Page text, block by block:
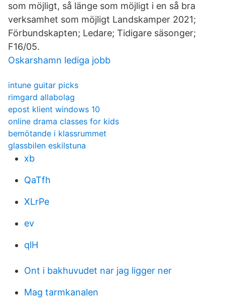
som möjligt, så länge som möjligt i en så bra
verksamhet som möjligt Landskamper 2021;
Förbundskapten; Ledare; Tidigare säsonger;
F16/05.
Oskarshamn lediga jobb
intune guitar picks
rimgard allabolag
epost klient windows 10
online drama classes for kids
bemötande i klassrummet
glassbilen eskilstuna
xb
QaTfh
XLrPe
ev
qlH
Ont i bakhuvudet nar jag ligger ner
Mag tarmkanalen